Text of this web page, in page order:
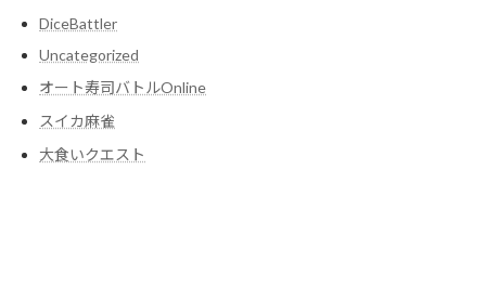
DiceBattler
Uncategorized
オート寿司バトルOnline
スイカ麻雀
大食いクエスト